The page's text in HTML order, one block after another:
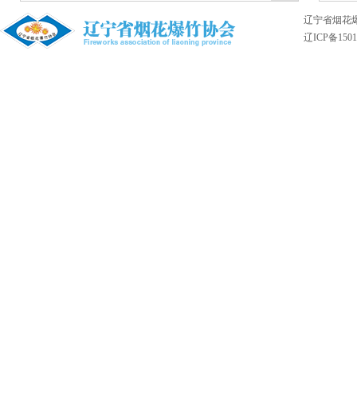
辽宁省烟花
辽ICP备